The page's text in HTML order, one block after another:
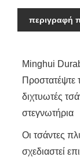
περιγραφή
Minghui
Προστατέψτε
διχτυωτές
στεγνωτήρια
Οι τσάντες
σχεδιαστεί